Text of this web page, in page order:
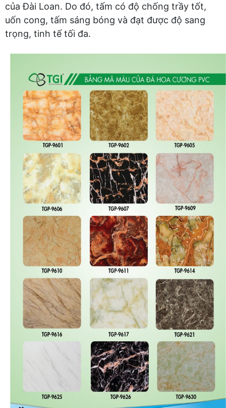
của Đài Loan. Do đó, tấm có độ chống trầy tốt,
uốn cong, tấm sáng bóng và đạt được độ sang
trọng, tinh tế tối đa.